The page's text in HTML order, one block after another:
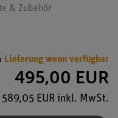
& Zubehör
Lieferung wenn verfügbar
495,00 EUR
589,05 EUR inkl. MwSt.